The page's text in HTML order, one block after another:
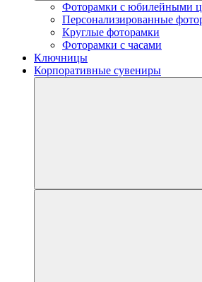
Фоторамки с юбилейными
Персонализированные
Круглые фоторамки
Фоторамки с часами
Ключницы
Корпоративные сувениры